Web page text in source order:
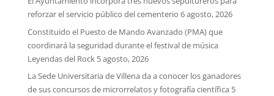
reforzar el servicio público del cementerio 6 agosto, 2026
Constituido el Puesto de Mando Avanzado (PMA) que
coordinará la seguridad durante el festival de música
Leyendas del Rock 5 agosto, 2026
La Sede Universitaria de Villena da a conocer los ganadores
de sus concursos de microrrelatos y fotografía científica 5